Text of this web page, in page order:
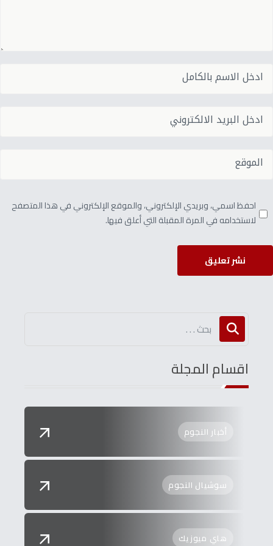
احفظ اسمي، وبريدي الإلكتروني، والموقع الإلكتروني في هذا المتصفح
لاستخدامه في المرة المقبلة التي أعلق فيها.
نشر تعليق
اقسام المجلة
أخبار النجوم
سوشيال النجوم
هاي ميوزيك